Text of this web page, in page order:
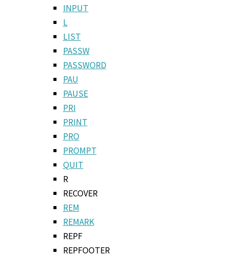
INPUT
L
LIST
PASSW
PASSWORD
PAU
PAUSE
PRI
PRINT
PRO
PROMPT
QUIT
R
RECOVER
REM
REMARK
REPF
REPFOOTER